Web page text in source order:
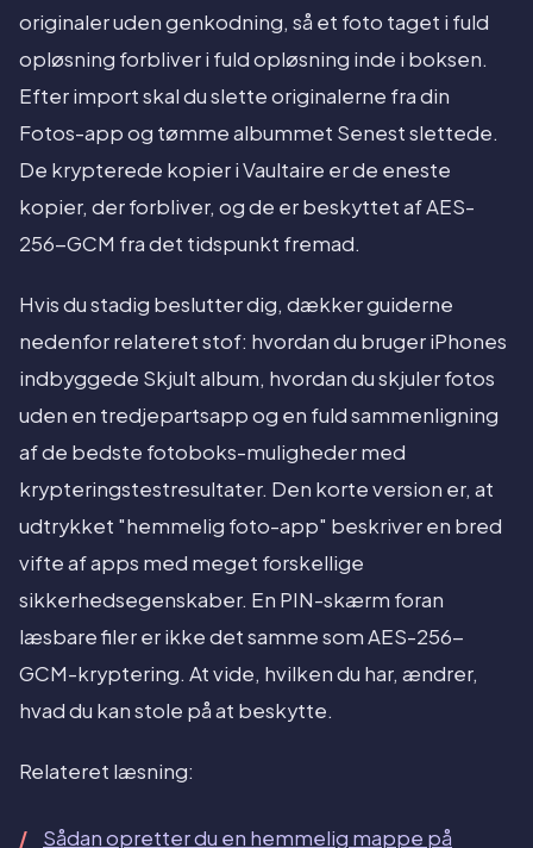
originaler uden genkodning, så et foto taget i fuld
opløsning forbliver i fuld opløsning inde i boksen.
Efter import skal du slette originalerne fra din
Fotos-app og tømme albummet Senest slettede.
De krypterede kopier i Vaultaire er de eneste
kopier, der forbliver, og de er beskyttet af AES-
256-GCM fra det tidspunkt fremad.
Hvis du stadig beslutter dig, dækker guiderne
nedenfor relateret stof: hvordan du bruger iPhones
indbyggede Skjult album, hvordan du skjuler fotos
uden en tredjepartsapp og en fuld sammenligning
af de bedste fotoboks-muligheder med
krypteringstestresultater. Den korte version er, at
udtrykket "hemmelig foto-app" beskriver en bred
vifte af apps med meget forskellige
sikkerhedsegenskaber. En PIN-skærm foran
læsbare filer er ikke det samme som AES-256-
GCM-kryptering. At vide, hvilken du har, ændrer,
hvad du kan stole på at beskytte.
Relateret læsning:
Sådan opretter du en hemmelig mappe på